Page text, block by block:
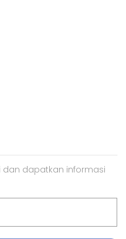
dan dapatkan informasi